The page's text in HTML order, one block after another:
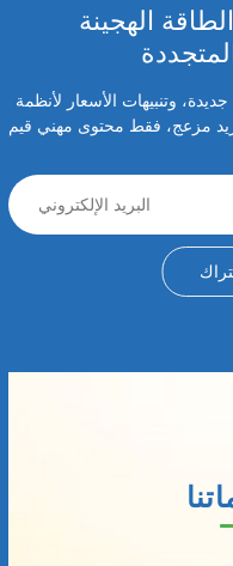
الهجينة
وتنبيهات الأسعار لأنظمة
مزعج، فقط محتوى مهني قيم